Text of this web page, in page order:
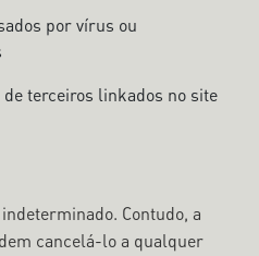
por vírus ou
terceiros linkados no site
Contudo, a
cancelá-lo a qualquer